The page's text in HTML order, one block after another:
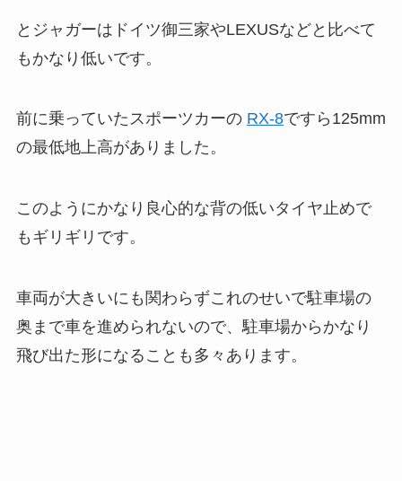
とジャガーはドイツ御三家やLEXUSなどと比べて
もかなり低いです。
前に乗っていたスポーツカーの RX-8ですら125mm
の最低地上高がありました。
このようにかなり良心的な背の低いタイヤ止めで
もギリギリです。
車両が大きいにも関わらずこれのせいで駐車場の
奥まで車を進められないので、駐車場からかなり
飛び出た形になることも多々あります。